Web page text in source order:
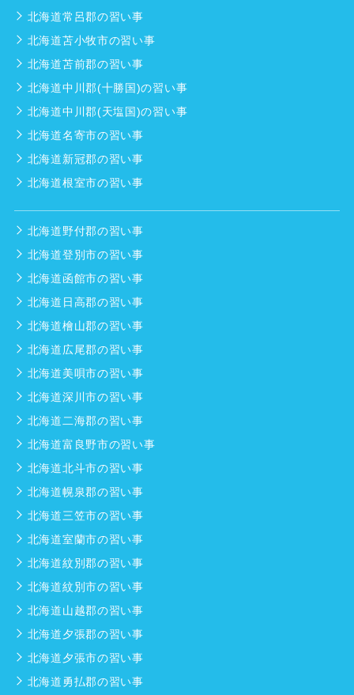
北海道常呂郡の習い事
北海道苫小牧市の習い事
北海道苫前郡の習い事
北海道中川郡(十勝国)の習い事
北海道中川郡(天塩国)の習い事
北海道名寄市の習い事
北海道新冠郡の習い事
北海道根室市の習い事
北海道野付郡の習い事
北海道登別市の習い事
北海道函館市の習い事
北海道日高郡の習い事
北海道檜山郡の習い事
北海道広尾郡の習い事
北海道美唄市の習い事
北海道深川市の習い事
北海道二海郡の習い事
北海道富良野市の習い事
北海道北斗市の習い事
北海道幌泉郡の習い事
北海道三笠市の習い事
北海道室蘭市の習い事
北海道紋別郡の習い事
北海道紋別市の習い事
北海道山越郡の習い事
北海道夕張郡の習い事
北海道夕張市の習い事
北海道勇払郡の習い事